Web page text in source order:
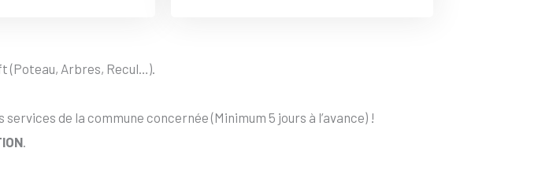
(Poteau, Arbres, Recul…).
de la commune concernée (Minimum 5 jours à l’avance) !
.